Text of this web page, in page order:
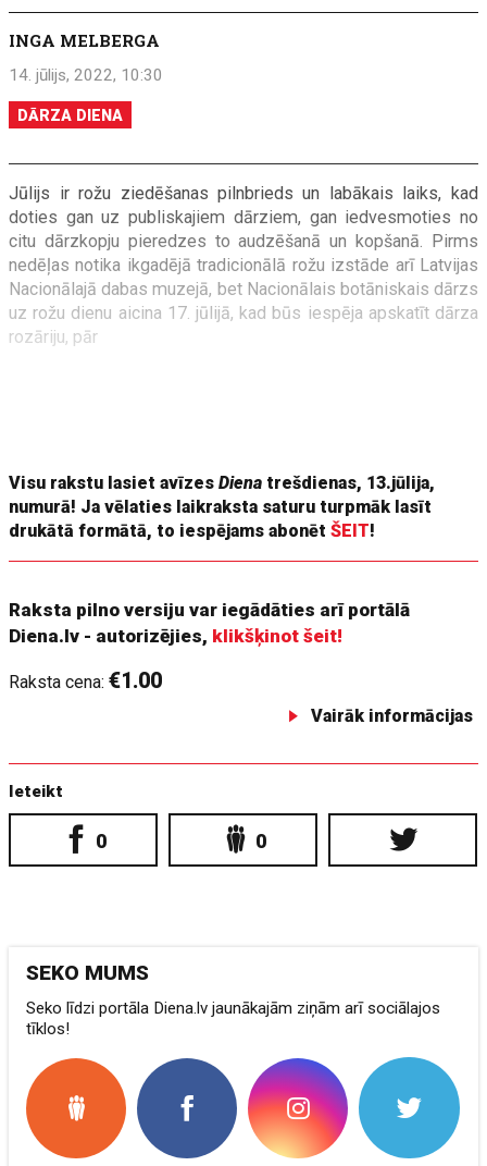
INGA MELBERGA
14. jūlijs, 2022, 10:30
DĀRZA DIENA
Jūlijs ir rožu ziedēšanas pilnbrieds un labākais laiks, kad
doties gan uz publiskajiem dārziem, gan iedvesmoties no
citu dārzkopju pieredzes to audzēšanā un kopšanā. Pirms
nedēļas notika ikgadējā tradicionālā rožu izstāde arī Latvijas
Nacionālajā dabas muzejā, bet Nacionālais botāniskais dārzs
uz rožu dienu aicina 17. jūlijā, kad būs iespēja apskatīt dārza
rozāriju, pār
Visu rakstu lasiet avīzesDiena trešdienas, 13.jūlija,
numurā! Ja vēlaties laikraksta saturu turpmāk lasīt
drukātā formātā, to iespējams abonētŠEIT!
Raksta pilno versiju var iegādāties arī portālā
Diena.lv - autorizējies, klikšķinot šeit!
Raksta cena:€1.00
Vairāk informācijas
Ieteikt
0 0
SEKO MUMS
Seko līdzi portāla Diena.lv jaunākajām ziņām arī sociālajos
tīklos!